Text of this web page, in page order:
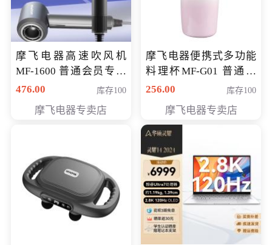
摩飞电器高速吹风机
MF-1600 普通会员专享
价298元
476.00 库存100
摩飞电器专卖店
摩飞电器便携式多功能
料理杯MF-G01 普通会
员专享价格118元
256.00 库存100
摩飞电器专卖店